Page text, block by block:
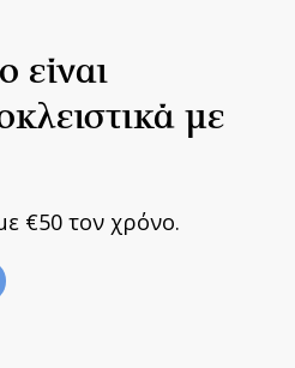
είναι
με
€50 τον χρόνο.
|